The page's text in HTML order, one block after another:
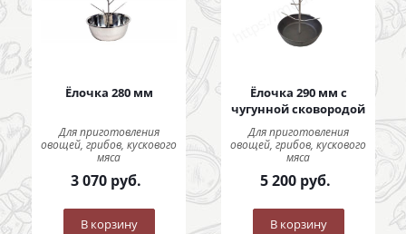
Ёлочка 280 мм
Для приготовления
овощей, грибов, кускового
мяса
3 070руб.
В корзину
Ёлочка 290 мм с
чугунной сковородой
Для приготовления
овощей, грибов, кускового
мяса
5 200руб.
В корзину